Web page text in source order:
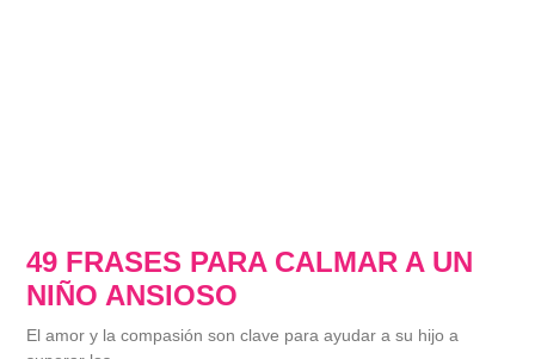
49 FRASES PARA CALMAR A UN
NIÑO ANSIOSO
El amor y la compasión son clave para ayudar a su hijo a